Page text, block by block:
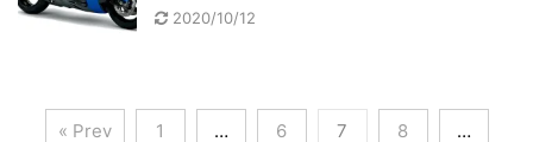
2020/10/12
« Prev 1 … 6 7 8 …